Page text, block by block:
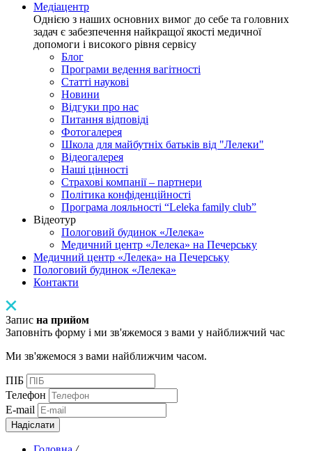
Медіацентр
Однією з наших основних вимог до себе та головних
задач є забезпечення найкращої якості медичної
допомоги і високого рівня сервісу
Блог
Програми ведення вагітності
Статті наукові
Новини
Відгуки про нас
Питання відповіді
Фотогалерея
Школа для майбутніх батьків від "Лелеки"
Відеогалерея
Наші цінності
Страхові компанії – партнери
Політика конфіденційності
Програма лояльності “Leleka family club”
Відеотур
Пологовий будинок «Лелека»
Медичний центр «Лелека» на Печерську
Медичний центр «Лелека» на Печерську
Пологовий будинок «Лелека»
Контакти
Запис на прийом
Заповніть форму і ми зв'яжемося з вами у найближчий час
Ми зв'яжемося з вами найближчим часом.
ПІБ
Телефон
E-mail
Надіслати